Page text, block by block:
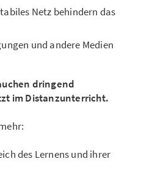
Netz behindern das
und andere Medien
dringend
im Distanzunterricht.
des Lernens und ihrer